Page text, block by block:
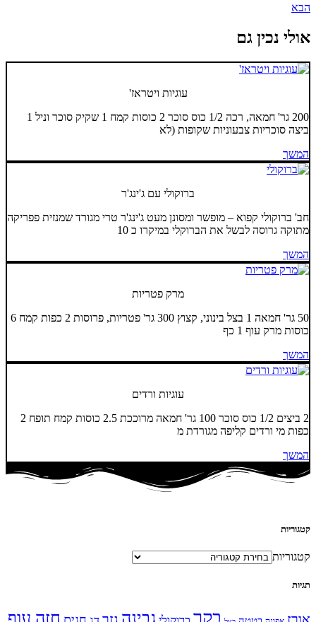
הבא
אולי נכין גם
עוגיות ויטראז'
200 גר' חמאה, רכה 1/2 כוס סוכר 2 כוסות קמח 1 שקיק סוכר וניל 1
ביצה סוכריות צבעוניות שקופות (לא
המשך
ברוקולי עם ג'ינג'ר
חב' ברוקולי קפוא – מופשר ומסונן מעט ג'ינג'ר טרי מגורד שמנזית פפריקה
מתוקה גרוסה לבשל את הברוקלי במיקרו כ 10
המשך
מרק פטריות
50 גר' חמאה 1 בצל בינוני, קצוץ 300 גר' פטריות, פרוסות 2 כפות קמח 6
כוסות מרק עוף 1 כף
המשך
עוגיות ורדים
2 ביצים 1/2 כוס סוכר 100 גר' חמאה מרוככת 2.5 כוסות קמח תופח 2
כפות מי ורדים קליפה מגורדת מ
המשך
קטגוריות
קטגוריות
תגיות
אורז בקר גבינה חזה עוף